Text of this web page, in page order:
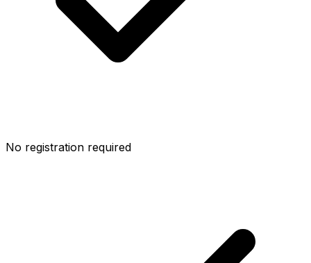
No registration required